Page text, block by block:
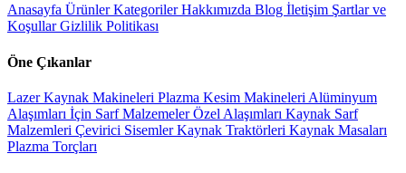
Anasayfa ÜrünlerKategorilerHakkımızda Blog İletişim Şartlar ve
KoşullarGizlilik Politikası
Öne Çıkanlar
Lazer Kaynak Makineleri Plazma Kesim Makineleri Alüminyum
Alaşımları İçin Sarf MalzemelerÖzel Alaşımları Kaynak Sarf
Malzemleri Çevirici SisemlerKaynak Traktörleri Kaynak Masaları
Plazma Torçları